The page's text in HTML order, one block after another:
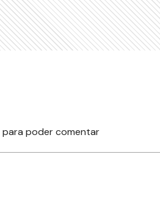
para poder comentar